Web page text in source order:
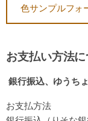
色サンプルフォ
お支払い方法
銀行振込、ゆうち
お支払方法